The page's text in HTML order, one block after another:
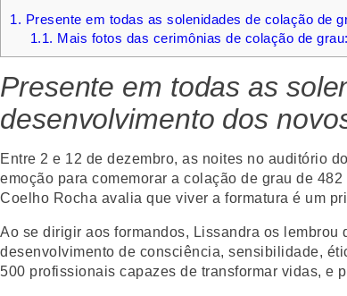
1. Presente em todas as solenidades de colação de
1.1. Mais fotos das cerimônias de colação de grau:
Presente em todas as
desenvolvimento dos
Entre 2 e 12 de dezembro, as noites no auditório
emoção para comemorar a colação de grau de
Coelho Rocha avalia que viver a formatura é um
Ao se dirigir aos formandos, Lissandra os
desenvolvimento de consciência, sensibilidade,
500 profissionais capazes de transformar vidas, e